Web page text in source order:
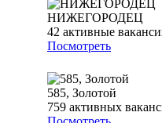
НИЖЕГОРОДЕЦ
42 активные
Посмотреть
585, Золотой
759 активных